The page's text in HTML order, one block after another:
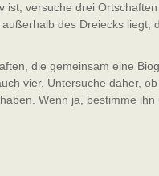
ist, versuche drei
des Dreiecks liegt,
die gemeinsam eine
vier. Untersuche daher,
Wenn ja, bestimme ihn